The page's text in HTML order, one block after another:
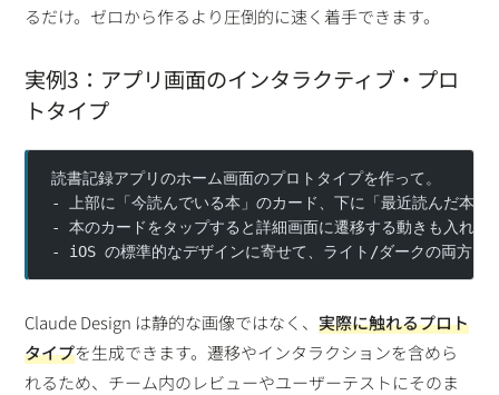
るだけ。ゼロから作るより圧倒的に速く着手できます。
実例3：アプリ画面のインタラクティブ・プロ
トタイプ
読書記録アプリのホーム画面のプロトタイプを作って。
- 上部に「今読んでいる本」のカード、下に「最近読んだ本」
- 本のカードをタップすると詳細画面に遷移する動きも入れて
- iOS の標準的なデザインに寄せて、ライト/ダークの両方
Claude Design は静的な画像ではなく、実際に触れるプロト
タイプを生成できます。遷移やインタラクションを含めら
れるため、チーム内のレビューやユーザーテストにそのま